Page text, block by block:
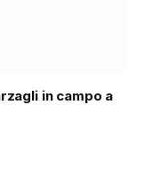
in campo a